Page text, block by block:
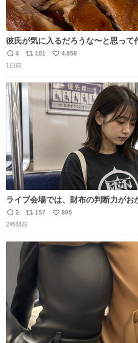
彼氏が気に入るだろうな〜と思って
美味しい美味しい言ってくれて嬉しい
返
信
4
リ
ト
101
い
数
4,858
1日前
ライブ会場では、財布の判断力がお
返
信
2
リ
ポ
ト
数
157
い
805
2時間前